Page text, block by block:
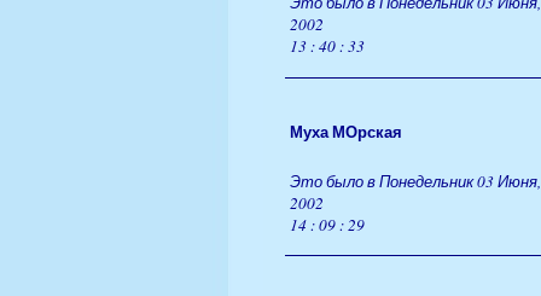
2002
13 : 40 : 33
Муха МОрская
Это было в Понедельник 03 Июня,
2002
14 : 09 : 29